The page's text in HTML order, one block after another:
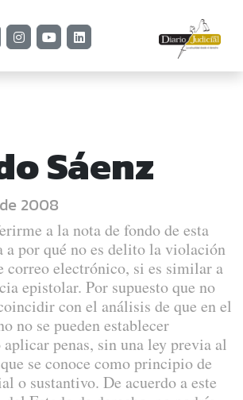
Sáenz
2008
a la nota de fondo de esta
a por qué no es delito la violación
correo electrónico, si es similar a
epistolar. Por supuesto que no
con el análisis de que en el
no se pueden establecer
penas, sin una ley previa al
se conoce como principio de
o sustantivo. De acuerdo a este